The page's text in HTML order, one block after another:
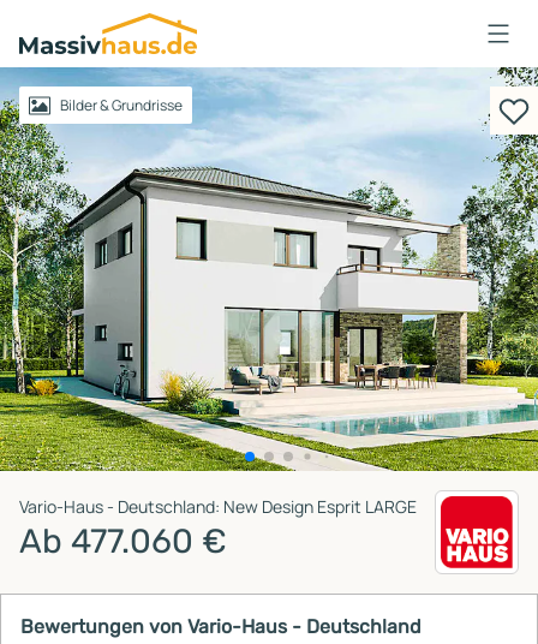
Massivhaus
Logo
AnmeldenBilder & Grundrisse
Vario-Haus - Deutschland: New Design Esprit LARGE
Ab 477.060 €
Bewertungen von Vario-Haus - Deutschland